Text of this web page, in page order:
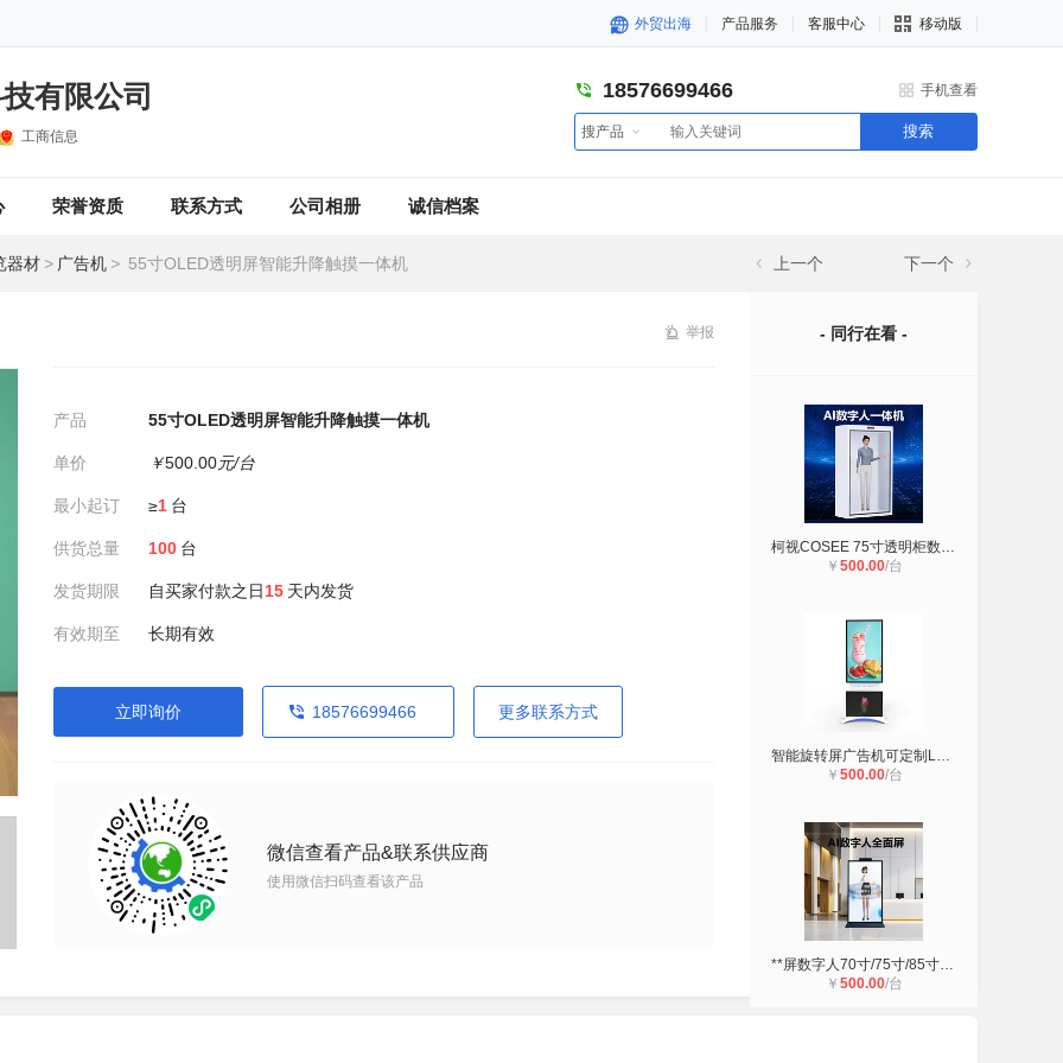
外贸出海 产品服务 客服中心 移动版
有限公司
工商信息
18576699466 手机查看
搜产品 搜索
荣誉资质 联系方式 公司相册 诚信档案
器材 > 广告机 > 55寸OLED透明屏智能升降触摸一体机 上一个 下一个
举报
产品 55寸OLED透明屏智能升降触摸一体机
单价 ￥500.00元/台
最小起订 ≥1 台
供货总量 100 台
发货期限 自买家付款之日15 天内发货
有效期至 长期有效
立即询价 18576699466 更多联系方式
微信查看产品&联系供应商
使用微信扫码查看该产品
- 同行在看 -
柯视COSEE 75寸透明柜数字人迎宾员互
￥ 500.00/台
智能旋转屏广告机可定制LOGO
￥ 500.00/台
**屏数字人70寸/75寸/85寸/98寸柯
￥ 500.00/台